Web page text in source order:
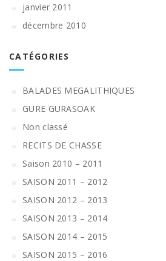
janvier 2011
décembre 2010
CATÉGORIES
BALADES MEGALITHIQUES
GURE GURASOAK
Non classé
RECITS DE CHASSE
Saison 2010 – 2011
SAISON 2011 – 2012
SAISON 2012 – 2013
SAISON 2013 – 2014
SAISON 2014 – 2015
SAISON 2015 – 2016